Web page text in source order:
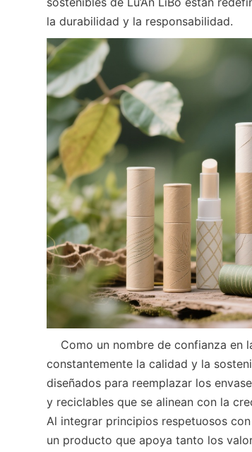
la durabilidad y la responsabilidad.
constantemente la calidad y la
diseñados para reemplazar los
y reciclables que se alinean con la
Al integrar principios respetuosos
un producto que apoya tanto los